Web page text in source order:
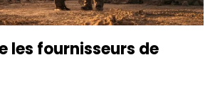
les fournisseurs de